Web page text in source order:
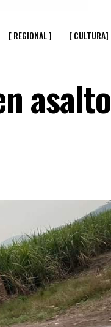
[ REGIONAL ] [ CULTURA]
asalto